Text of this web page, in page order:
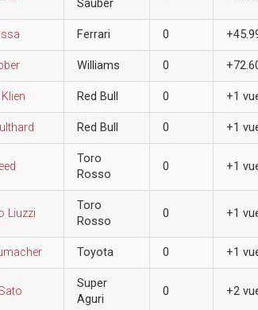
Sauber
Ferrari 0
Williams 0
Red Bull 0 +1
Red Bull 0 +1
Toro
Rosso
0 +1
Liuzzi
Toro
Rosso
0 +1
Toyota 0 +1
Super
Aguri
0 +2